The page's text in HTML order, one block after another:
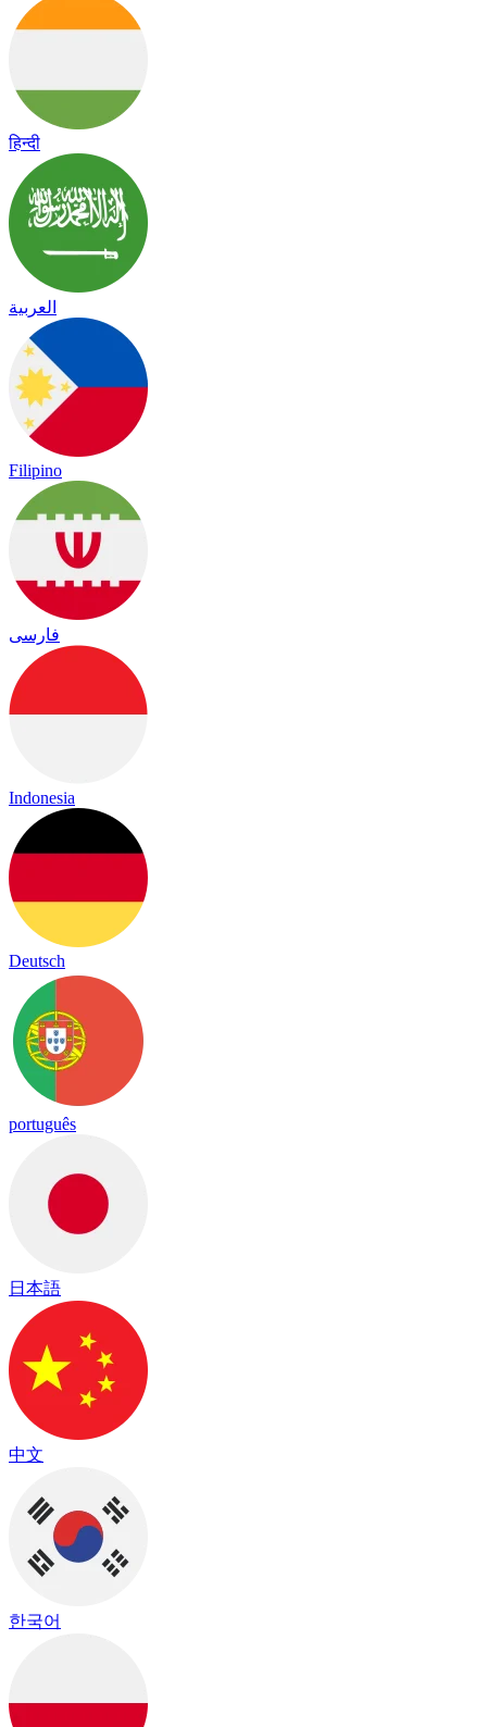
हिन्दी
العربية
Filipino
فارسی
Indonesia
Deutsch
português
日本語
中文
한국어